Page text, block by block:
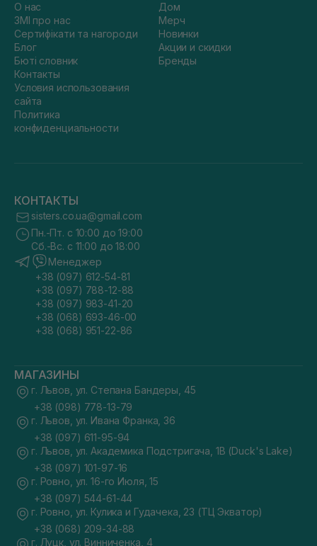
О нас
ЗМІ про нас
Сертифікати та нагороди
Блог
Бюті словник
Контакты
Условия использования
сайта
Политика
конфиденциальности
Дом
Мерч
Новинки
Акции и скидки
Бренды
КОНТАКТЫ
sisters.co.ua@gmail.com
Пн.-Пт. с 10:00 до 19:00
Сб.-Вс. с 11:00 до 18:00
Менеджер
+38 (097) 612-54-81
+38 (097) 788-12-88
+38 (097) 983-41-20
+38 (068) 693-46-00
+38 (068) 951-22-86
МАГАЗИНЫ
г. Львов, ул. Степана Бандеры, 45
+38 (098) 778-13-79
г. Львов, ул. Ивана Франка, 36
+38 (097) 611-95-94
г. Львов, ул. Академика Подстригача, 1В (Duck's Lake)
+38 (097) 101-97-16
г. Ровно, ул. 16-го Июля, 15
+38 (097) 544-61-44
г. Ровно, ул. Кулика и Гудачека, 23 (ТЦ Экватор)
+38 (068) 209-34-88
г. Луцк, ул. Винниченка, 4